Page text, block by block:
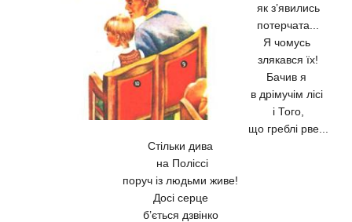
як з’явились
потерчата...
Я чомусь
злякався їх!
Бачив я
в дрімучім лісі
і Того,
що греблі рве...
Стільки дива
на Поліссі
поруч із людьми живе!
Досі серце
б’ється дзвінко